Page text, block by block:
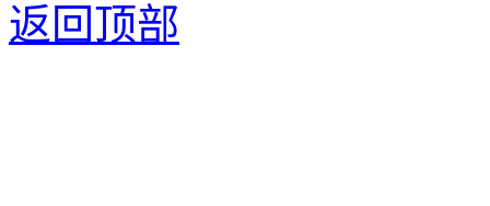
返回顶部